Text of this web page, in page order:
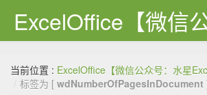
资源下载
当前位置 : ExcelOffice【微信公众号：水星
/ 标签为 [ wdNumberOfPagesInDocument